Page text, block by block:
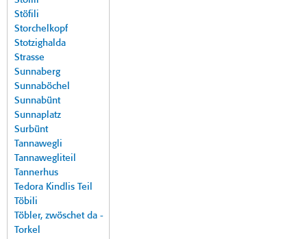
Stöfili
Storchelkopf
Stotzighalda
Strasse
Sunnaberg
Sunnaböchel
Sunnabünt
Sunnaplatz
Surbünt
Tannawegli
Tannawegliteil
Tannerhus
Tedora Kindlis Teil
Töbili
Töbler, zwöschet da -
Torkel